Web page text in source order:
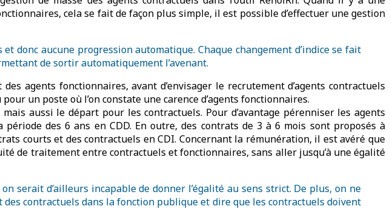
cela se fait de façon plus simple, il est possible d’effectuer une gestion
donc aucune progression automatique. Chaque changement d’indice se fait
de sortir automatiquement l’avenant.
agents fonctionnaires, avant d’envisager le recrutement d’agents contractuels
un poste où l’on constate une carence d’agents fonctionnaires.
aussi le départ pour les contractuels. Pour d’avantage pérenniser les agents
des 6 ans en CDD. En outre, des contrats de 3 à 6 mois sont proposés à
courts et des contractuels en CDI. Concernant la rémunération, il est avéré que
de traitement entre contractuels et fonctionnaires, sans aller jusqu’à une égalité
serait d’ailleurs incapable de donner l’égalité au sens strict. De plus, on ne
contractuels dans la fonction publique et dire que les contractuels doivent